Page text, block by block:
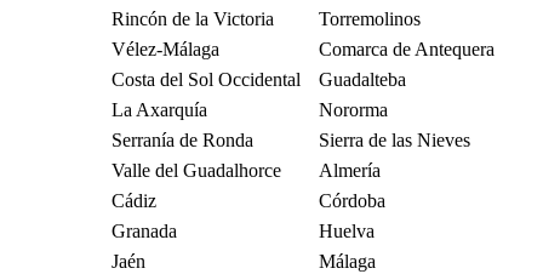
Rincón de la Victoria
Torremolinos
Vélez-Málaga
Comarca de Antequera
Costa del Sol Occidental
Guadalteba
La Axarquía
Nororma
Serranía de Ronda
Sierra de las Nieves
Valle del Guadalhorce
Almería
Cádiz
Córdoba
Granada
Huelva
Jaén
Málaga